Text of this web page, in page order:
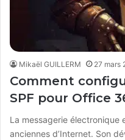
Mikaël GUILLERM 27 mars
Comment
SPF pour Office
La messagerie électronique
anciennes d’Internet. Son